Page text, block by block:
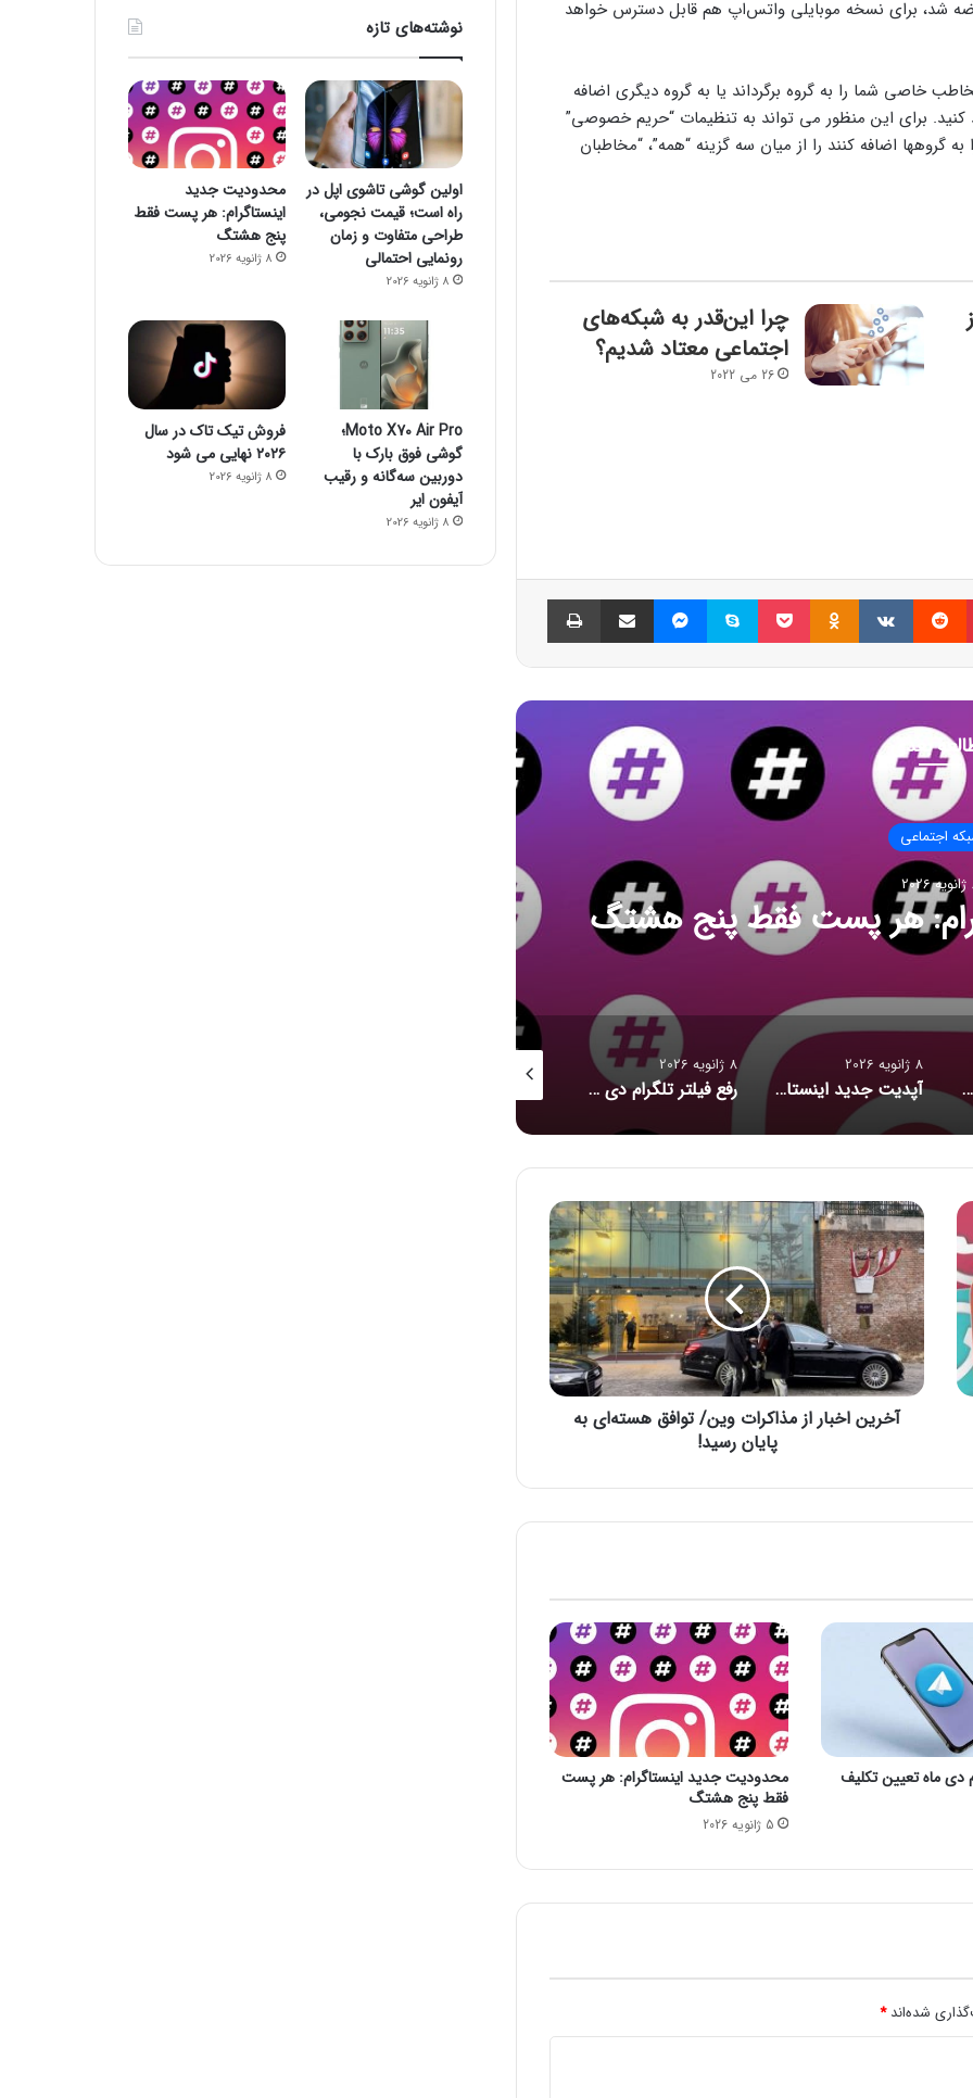
شد، برای نسخه موبایلی واتس‌اپ هم قابل دسترس خواهد
خاصی شما را به گروه برگرداند یا به گروه دیگری اضافه
کنید. برای این منظور می تواند به تنظیمات “حریم خصوصی”
اضافه کنند را از میان سه گزینه “همه”، “مخاطبان
چرا این‌قدر به شبکه‌های
اجتماعی معتاد شدیم؟
26 می 2022
پینتریست Reddit
VKontakte
Odnoklassniki پاکت اسکایپ مسنجر اشتراک گذاری با ایمیل
بعدی
اجتماعی
شود
آپدیت جدید اینستاگرام چه امکاناتی دارد؟
8 ژانویه 2026
رفع فیلتر تلگرام دی‌ ماه تعیین تکلیف می‌شود
8 ژانویه 2026
تلگرام رفع فیلتر می‌شود؟
آ
خ
ر
ی
ن
ا
خ
ب
ا
م
ا
ت
ی
ن
/
ت
و
ا
س
ب
ه
پ
آخرین اخبار از مذاکرات وین/ توافق هسته‌ای به
پایان رسید!
دی‌ ماه تعیین تکلیف
محدودیت جدید اینستاگرام: هر پست
فقط پنج هشتگ
5 ژانویه 2026
شده‌اند*
نوشته‌های تازه
اولین گوشی تاشوی اپل در
راه است؛ قیمت نجومی،
طراحی متفاوت و زمان
رونمایی احتمالی
8 ژانویه 2026
محدودیت جدید
اینستاگرام: هر پست فقط
پنج هشتگ
8 ژانویه 2026
Moto X70 Air Pro؛
گوشی فوق بارک با
دوربین سه‌گانه و رقیب
آیفون ایر
8 ژانویه 2026
فروش تیک تاک در سال
۲۰۲۶ نهایی می شود
8 ژانویه 2026